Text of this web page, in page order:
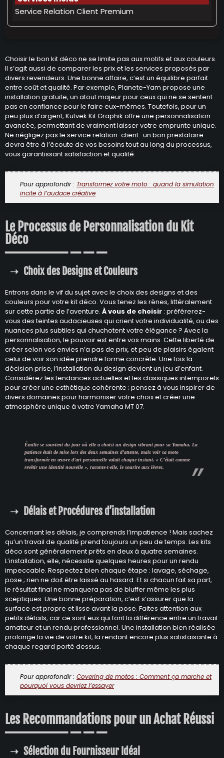
Service Relation Client Premium
Choisir le bon kit déco ne se limite pas aux motifs et aux couleurs.
Il s’agit aussi de comparer les prix et les services proposés par
divers revendeurs. Une bonne affaire, c’est un équilibre parfait
entre coût et qualité. Par exemple, Planete-Yam propose une
installation gratuite, un atout majeur pour ceux qui ne se sentent
pas en confiance pour le faire eux-mêmes. Toutefois, pour un
peu plus d’argent, Kutvek Kit Graphik offre une personnalisation
avancée, permettant de vraiment laisser votre emprunte unique.
Ne négligez pas le service relation-client : un bon prestataire
devra être à l’écoute de vos besoins tout au long du processus,
vous garantissant satisfaction et qualité.
Pour approfondir : Transformez votre moto : quand la simulation
incite à l’audace créative
Le Processus de Personnalisation du Kit
Déco
Choix des Designs et Couleurs
Entrons dans le vif du sujet avec le choix des designs et des
couleurs pour votre kit déco. Vous tenez les rênes, littéralement
sur cette partie de l’aventure. À vous de choisir : préférerez-
vous des teintes audacieuses qui crient votre individualité, ou des
nuances plus subtiles qui chuchotent votre élégance ? Avec la
personnalisation, le pouvoir est entre vos mains. Cette liberté de
créer selon vos envies n’a pas de prix, et peu de plaisirs égalent
celui de voir son idée prendre forme concrète. Une fois la
décision prise, l’installation du design devient un jeu d’enfant.
Considérez les tendances actuelles et les classiques intemporels
pour créer une esthétique cohérente ; pensez à vous inspirer de
divers domaines pour harmoniser votre choix et créer une
atmosphère unique à votre Yamaha MT 07.
Émilie se souvient du jour où elle a choisi un design vibrant pour sa Yamaha. La
patience était de mise lors des deux semaines d’attente, mais voir sa moto
transformée en œuvre d’art personnelle valait chaque instant. « C’était comme
revêtir une identité nouvelle », raconte-t-elle, le sourire aux lèvres.
Délais et Procédures d’installation
Concernant les délais, je comprends l’impatience ! Mais sachez
qu’un travail de qualité prend toujours un peu de temps. Les kits
déco sont généralement prêts en deux à quatre semaines.
L’installation, elle, nécessite quelques heures pour un rendu
impeccable. Respectez bien chaque étape : lavage, séchage,
pose ; rien ne doit être laissé au hasard. Et si chacun fait sa part,
le résultat final ne manquera pas de bluffer même les plus
sceptiques. Une bonne préparation, c’est s’assurer que la
surface est propre et lisse avant la pose. Faites attention aux
petits détails, car ce sont eux qui font la différence entre un travail
amateur et un rendu professionnel. Une installation bien réalisée
prolonge la vie de votre kit, la rendant encore plus satisfaisante à
chaque regard porté dessus.
Pour approfondir : Covering de motos : Comment ça marche et
pourquoi vous devriez l’essayer
Les Recommandations pour un Achat Réussi
Sélection du Fournisseur Idéal